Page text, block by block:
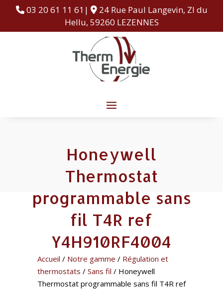
03 20 61 11 61|
24 Rue Paul Langevin, ZI du
Hellu, 59260 LEZENNES
Honeywell
Thermostat
programmable sans
fil T4R ref
Y4H910RF4004
Accueil / Notre gamme / Régulation et
thermostats / Sans fil / Honeywell
Thermostat programmable sans fil T4R ref